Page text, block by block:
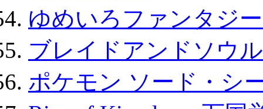
ゆめいろファンタジ
ブレイドアンドソウ
ポケモン ソード・シ